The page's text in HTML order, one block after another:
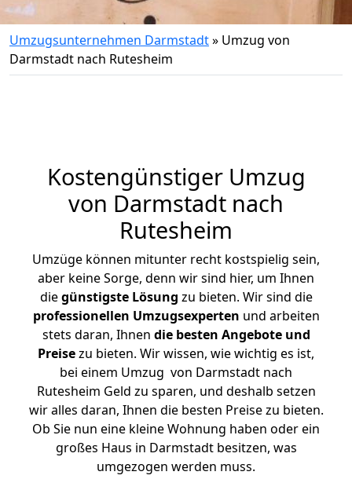
Umzugsunternehmen Darmstadt» Umzug von
Darmstadt nach Rutesheim
Kostengünstiger Umzug
von Darmstadt nach
Rutesheim
Umzüge können mitunter recht kostspielig sein,
aber keine Sorge, denn wir sind hier, um Ihnen
diegünstigste Lösung zu bieten. Wir sind die
professionellen Umzugsexperten und arbeiten
stets daran, Ihnen die besten Angebote und
Preisezu bieten. Wir wissen, wie wichtig es ist,
bei einem Umzug von Darmstadt nach
Rutesheim Geld zu sparen, und deshalb setzen
wir alles daran, Ihnen die besten Preise zu bieten.
Ob Sie nun eine kleine Wohnung haben oder ein
großes Haus in Darmstadt besitzen, was
umgezogen werden muss.